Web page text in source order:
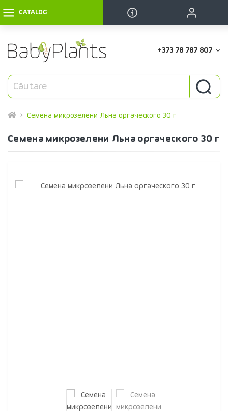
CATALOG
+373 78 787 807
Семена микрозелени Льна оргаческого 30 г
Семена микрозелени Льна оргаческого 30 г